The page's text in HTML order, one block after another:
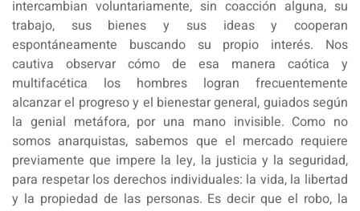
intercambian voluntariamente, sin coacción alguna, su
trabajo, sus bienes y sus ideas y cooperan
espontáneamente buscando su propio interés. Nos
cautiva observar cómo de esa manera caótica y
multifacética los hombres logran frecuentemente
alcanzar el progreso y el bienestar general, guiados según
la genial metáfora, por una mano invisible. Como no
somos anarquistas, sabemos que el mercado requiere
previamente que impere la ley, la justicia y la seguridad,
para respetar los derechos individuales: la vida, la libertad
y la propiedad de las personas. Es decir que el robo, la